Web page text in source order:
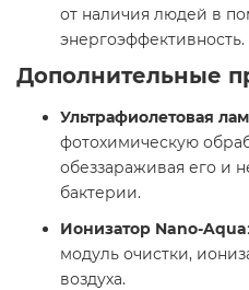
от наличия людей в
энергоэффективность.
Дополнительные
Ультрафиолетовая
фотохимическую
обеззараживая его и
бактерии.
Ионизатор Nano-Aqua
модуль очистки,
воздуха.